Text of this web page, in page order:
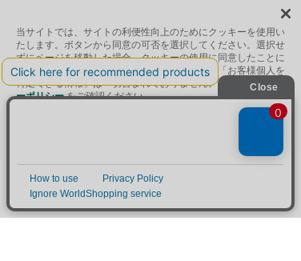
絞り込み
毎日新商品をご用意しています。
また、ギフトセットなどギフトにぴったりの
当サイトでは、サイトの利便性向上のためにクッキーを使用い
たします。ボタンから同意の可否を選択してください。選択せ
ずにページを移動した場合、クッキーの使用に同意したことに
なります。クッキーを通じて収集する情報には「お客様個人を
特定できる情報」は一切含まれておりません。詳細は
クッキ
ーポリシーをご確認ください。
Cookie 設定